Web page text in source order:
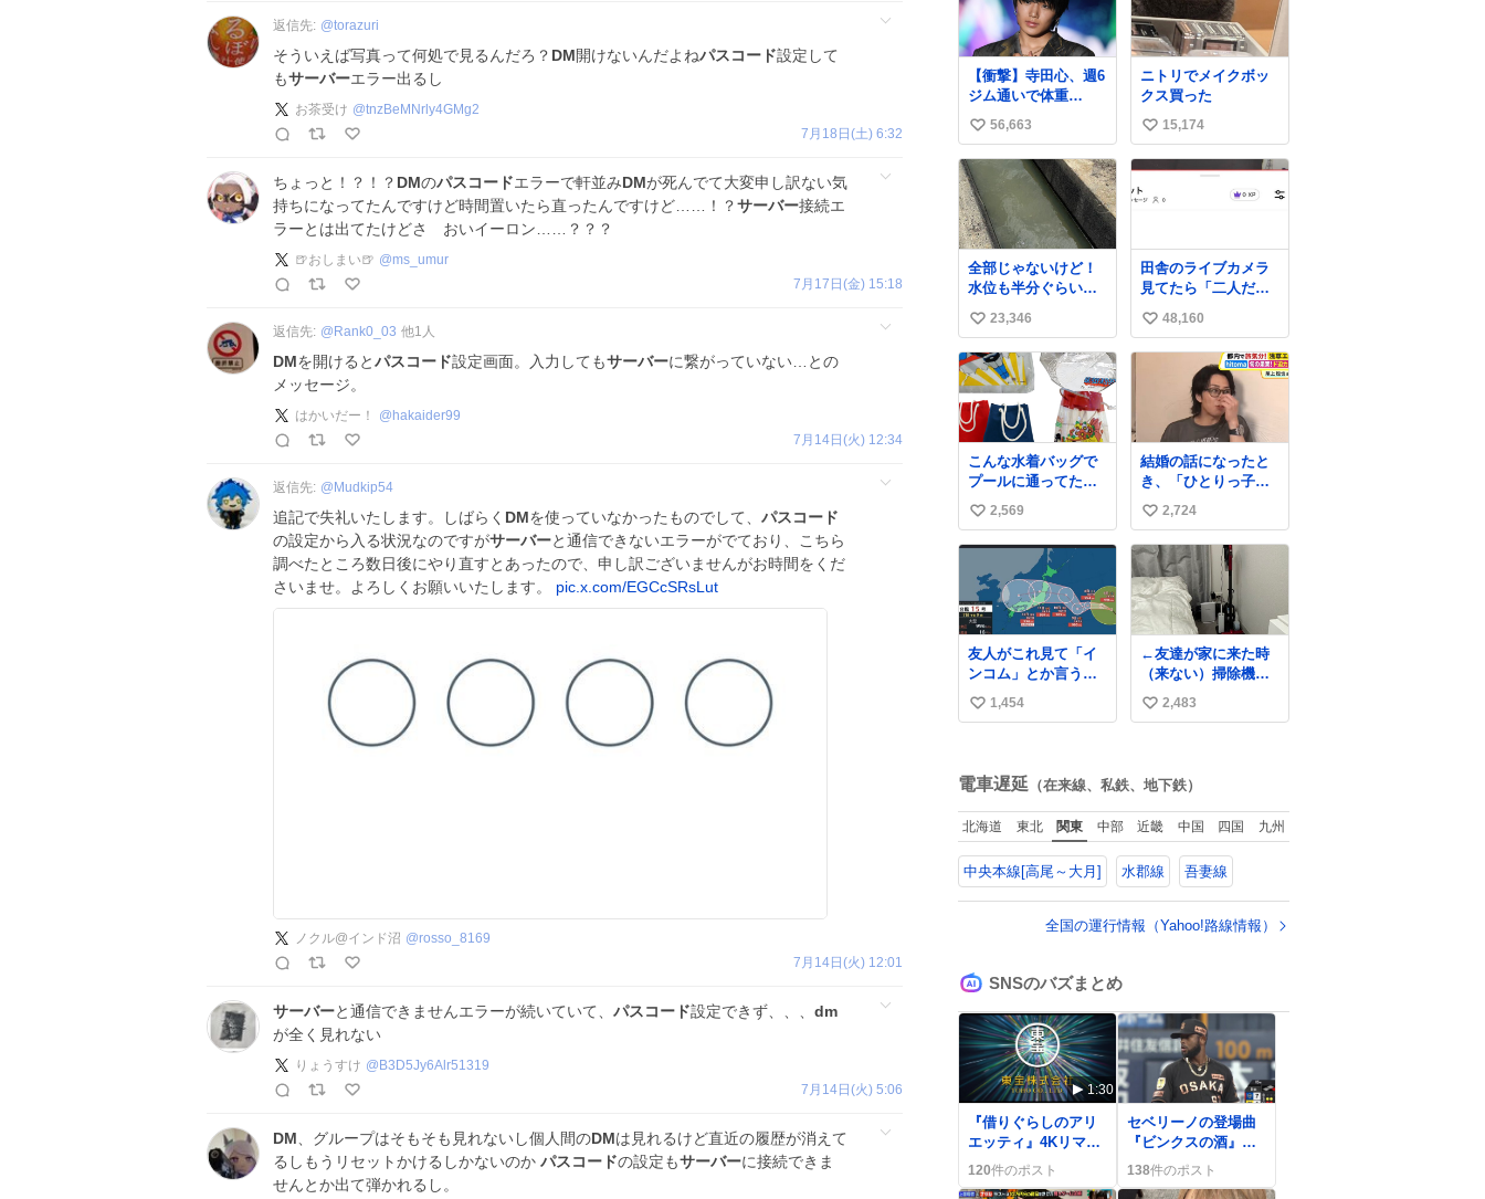
返信先: @torazuri
そういえば写真って何処で見るんだろ？ DM開けないんだよねパスコード設定して
もサーバーエラー出るし
お茶受け @tnzBeMNrly4GMg2
7月18日(土) 6:32
ちょっと！？！？ DMのパスコードエラーで軒並みDMが死んでて大変申し訳ない気
持ちになってたんですけど時間置いたら直ったんですけど……！？サーバー接続エ
ラーとは出てたけどさ おいイーロン……？？？
🍺おしまい🍺 @ms_umur
7月17日(金) 15:18
返信先: @ Rank0_03 他1 人
DMを開けるとパスコード設定画面。入力してもサーバーに繋がっていない…との
メッセージ。
はかいだー！ @ hakaider99
7月14日(火) 12:34
返信先: @ Mudkip54
追記で失礼いたします。しばらく DMを使っていなかったものでして、 パスコード
の設定から入る状況なのですがサーバーと通信できないエラーがでており、こちら
調べたところ数日後にやり直すとあったので、申し訳ございませんがお時間をくだ
さいませ。よろしくお願いいたします。 pic.x.com/EGCcSRsLut
ノクル@インド沼 @rosso_8169
7月14日(火) 12:01
サーバーと通信できませんエラーが続いていて、 パスコード設定できず、、、 dm
が全く見れない
りょうすけ @ B3D5Jy6Alr51319
7月14日(火) 5:06
DM 、グループはそもそも見れないし個人間のDMは見れるけど直近の履歴が消えて
るしもうリセットかけるしかないのか パスコードの設定もサーバーに接続できま
せんとか出て弾かれるし。
数
【衝撃】寺田心、週6
ジム通いで体重
62kg→82kgに 110kg
のベンチプレス持ち
上げる姿披露
news.livedoor.com/
article/detail… 元々
自重のみだったが、
更に筋肉を大きくす
るためジム通いを開
始。筋肉増量のため
おにぎり10個、ゼリ
ー飲料3～4本、パス
タと毎日4千kcalオー
バーの食事を摂取
し、増量したとい
う。
い
い
ね
数
56,663
ニトリでメイクボッ
クス買った
い
い
数
15,174
全部じゃないけど！
水位も半分ぐらいだ
けど！水が来はじめ
たよ！！！ 作業して
くれた方々ありがと
ーーー
ー！！！！！！！！
！！！！！！！！！
！！！！！！！！！
い
い
ね
数
23,346
田舎のライブカメラ
見てたら「二人だけ
の世界」を発見した
い
い
48,160
こんな水着バッグで
プールに通ってたア
ナタ、完全なる同世
代（笑） #70年代
#80年代 #昭和レト
い
い
数
2,569
結婚の話になったと
き、「ひとりっ子だ
から僕が諦めた瞬間
に一族が潰える」
「死ぬとき1人とか
嫌」だから結婚願望
は"ある"って答えた
ものの、結局「（結
婚は）向いてねぇの
かもしれない」で締
める北山くん、きっ
といろいろ考えて言
葉を選んで、まるく
収めてくれたんだな
い
い
ね
数
2,724
友人がこれ見て「イ
ンコム」とか言うか
ら、もうそれにしか
見えなくなっちゃっ
い
数
1,454
←友達が家に来た時
（来ない）掃除機丸
出しは生活感が出て
かっこ悪いなぁ →せ
い
数
2,483
電車遅延 （在来線、私鉄、地下鉄）
北海道 東北 関東 中部 近畿 中国 四国 九州
中央本線[高尾～大月] 水郡線 吾妻線
全国の運行情報（Yahoo!路線情報）
SNSのバズまとめ
1:30
『借りぐらしのアリ
エッティ』4Kリマス
ターIMAX上映決定、
金曜ロードショーで
120件のポスト
セベリーノの登場曲
『ビンクスの酒』が
話題に、ファンは
「可愛くて草」や
138件のポスト